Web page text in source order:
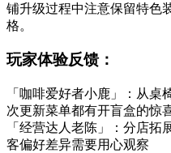
铺升级过程中注意保留特色
格。
玩家体验反馈：
「咖啡爱好者小鹿」：从
次更新菜单都有开盲盒的惊
「经营达人老陈」：分店
客偏好差异需要用心观察